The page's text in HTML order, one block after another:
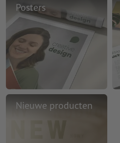
Posters
Nieuwe producten